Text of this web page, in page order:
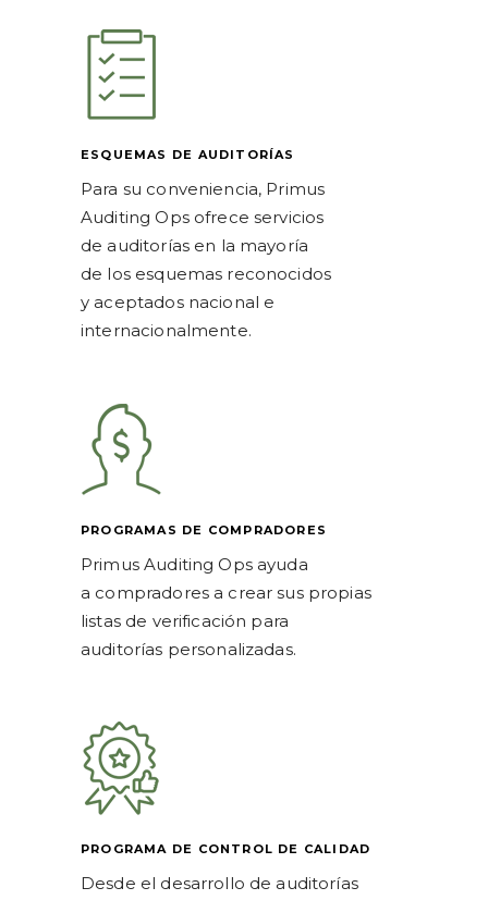
ESQUEMAS DE AUDITORÍAS
Para su conveniencia, Primus
Auditing Ops ofrece servicios
de auditorías en la mayoría
de los esquemas reconocidos
y aceptados nacional e
internacionalmente.
PROGRAMAS DE COMPRADORES
Primus Auditing Ops ayuda
a compradores a crear sus propias
listas de verificación para
auditorías personalizadas.
PROGRAMA DE CONTROL DE CALIDAD
Desde el desarrollo de auditorías